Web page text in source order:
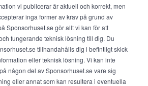
vi publicerar är aktuell och korrekt, men
inga former av krav på grund av
Sponsorhuset.se gör allt vi kan för att
fungerande teknisk lösning till dig. Du
tillhandahålls dig i befintligt skick
eller teknisk lösning. Vi kan inte
någon del av Sponsorhuset.se vare sig
eller annat som kan resultera i eventuella